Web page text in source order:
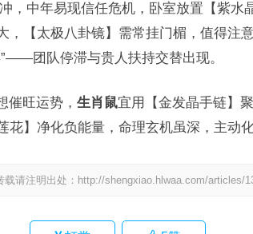
，中年易现信任危机，卧室放置【紫水
，【太极八卦镜】需常挂门楣，值得注
团队停滞与贵人扶持交替出现。
催旺运势， 生肖鼠宜用【金发晶手链】聚
花】净化负能量，命理玄机虽深，主动
请注明出处： http://shengxiao.hlwaa.com/articles/